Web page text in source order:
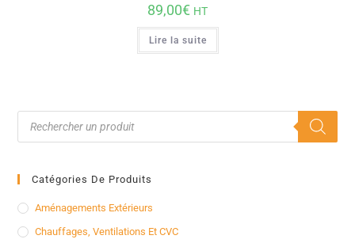
89,00€ HT
Lire la suite
Catégories De Produits
Aménagements Extérieurs
Chauffages, Ventilations Et CVC